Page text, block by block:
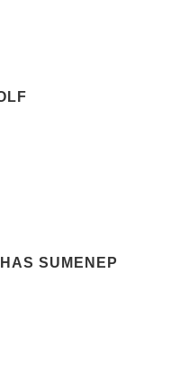
SUMENEP